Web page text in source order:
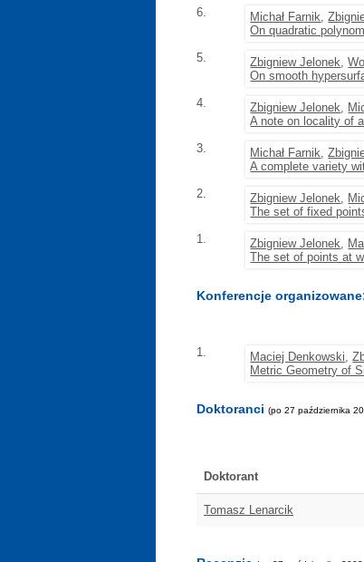
6.
Michał Farnik,
On quadratic
5.
Zbigniew Jelonek,
On smooth
4.
Zbigniew Jelonek,
A note on locality of
3.
Michał Farnik,
A complete variety
2.
Zbigniew Jelonek,
The set of fixed
1.
Zbigniew Jelonek,
The set of points at
Konferencje
1. Maciej Denkowski,
Metric Geometry of
Doktoranci (po 27 października
Doktorant
Tomasz Lenarcik